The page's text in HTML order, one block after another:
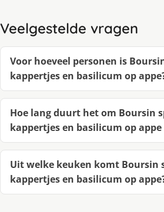
Veelgestelde vragen
Voor hoeveel personen is
kappertjes en basilicum op
Hoe lang duurt het om Boursin
kappertjes en basilicum op
Uit welke keuken komt Boursin
kappertjes en basilicum op